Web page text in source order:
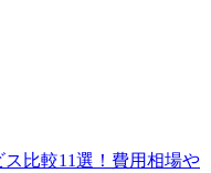
ス比較11選！費用相場や